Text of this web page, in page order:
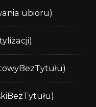
ubioru)